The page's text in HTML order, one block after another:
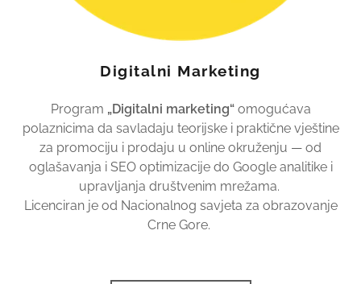
Digitalni Marketing
Program „Digitalni marketing“omogućava
polaznicima da savladaju teorijske i praktične vještine
za promociju i prodaju u online okruženju — od
oglašavanja i SEO optimizacije do Google analitike i
upravljanja društvenim mrežama.
Licenciran je od Nacionalnog savjeta za obrazovanje
Crne Gore.